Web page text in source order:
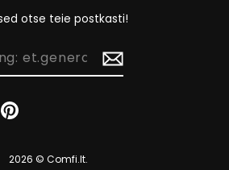
otse teie postkasti!
2026 © Comfi.lt.